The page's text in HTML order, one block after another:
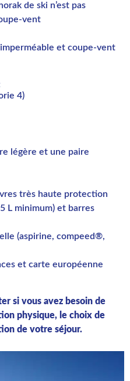
de ski n’est pas
vent
et coupe-vent
4)
légère et une paire
très haute protection
L minimum) et barres
(aspirine, compeed®,
et carte européenne
si vous avez besoin de
physique, le choix de
de votre séjour.